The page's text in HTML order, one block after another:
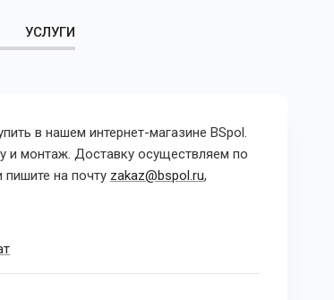
УСЛУГИ
в нашем интернет-магазине BSpol.
и монтаж. Доставку осуществляем по
на почту zakaz@bspol.ru,